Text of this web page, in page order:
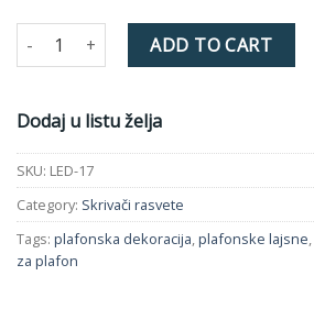
SKRIVAČ RASVETE LED-17 quantity
ADD TO CART
Dodaj u listu želja
SKU: LED-17
Category: Skrivači rasvete
Tags: plafonska dekoracija,plafonske lajsne,
za plafon